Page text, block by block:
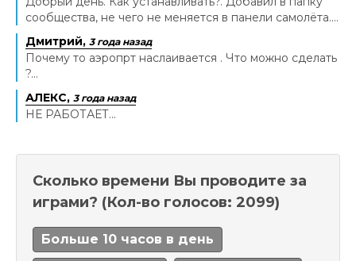
сообщества, не чего не меняется в панели самолёта....
Дмитрий, 3 года назад
Почему то аэропрт наслаивается . Что можно сделать
?...
АЛЕКС, 3 года назад
НЕ РАБОТАЕТ...
Сколько времени Вы проводите за
играми? (Кол-во голосов: 2099)
Больше 10 часов в день